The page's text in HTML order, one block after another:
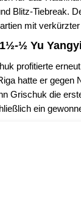
Blitz-Tiebreak.
mit
½ Yu
profitierte
hatte er gegen
Grischuk die
ein